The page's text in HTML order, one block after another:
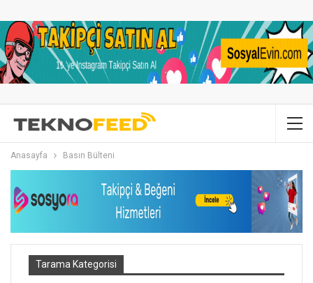
Anasayfa Basın Bülteni
Tarama Kategorisi